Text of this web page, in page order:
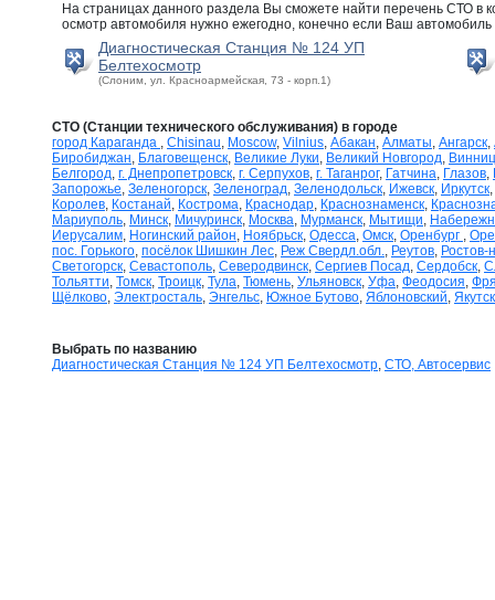
На страницах данного раздела Вы сможете найти перечень СТО в
осмотр автомобиля нужно ежегодно, конечно если Ваш
Диагностическая Станция № 124 УП
Белтехосмотр
(Слоним, ул. Красноармейская, 73 - корп.1)
СТО (Станции технического обслуживания) в городе
город Караганда , Chisinau, Moscow, Vilnius, Абакан, Алматы, Ангарск,
Биробиджан, Благовещенск, Великие Луки, Великий Новгород,
Белгород, г. Днепропетровск, г. Серпухов, г. Таганрог, Гатчина, Глазов,
Запорожье, Зеленогорск, Зеленоград, Зеленодольск, Ижевск, Иркутск,
Королев, Костанай, Кострома, Краснодар, Краснознаменск,
Мариуполь, Минск, Мичуринск, Москва, Мурманск, Мытищи,
Иерусалим, Ногинский район, Ноябрьск, Одесса, Омск, Оренбург ,
пос. Горького, посёлок Шишкин Лес, Реж Свердл.обл., Реутов, Ростов-
Светогорск, Севастополь, Северодвинск, Сергиев Посад, Сердобск,
Тольятти, Томск, Троицк, Тула, Тюмень, Ульяновск, Уфа, Феодосия,
Щёлково, Электросталь, Энгельс, Южное Бутово, Яблоновский, Якутск
Выбрать по названию
Диагностическая Станция № 124 УП Белтехосмотр, СТО, Автосервис